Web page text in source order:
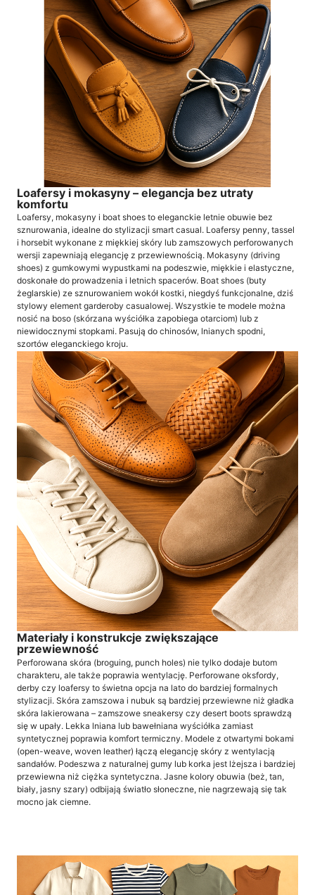
Loafersy i mokasyny – elegancja bez utraty
komfortu
Loafersy, mokasyny i boat shoes to eleganckie letnie obuwie bez
sznurowania, idealne do stylizacji smart casual. Loafersy penny, tassel
i horsebit wykonane z miękkiej skóry lub zamszowych perforowanych
wersji zapewniają elegancję z przewiewnością. Mokasyny (driving
shoes) z gumkowymi wypustkami na podeszwie, miękkie i elastyczne,
doskonałe do prowadzenia i letnich spacerów. Boat shoes (buty
żeglarskie) ze sznurowaniem wokół kostki, niegdyś funkcjonalne, dziś
stylowy element garderoby casualowej. Wszystkie te modele można
nosić na boso (skórzana wyściółka zapobiega otarciom) lub z
niewidocznymi stopkami. Pasują do chinosów, lnianych spodni,
szortów eleganckiego kroju.
Materiały i konstrukcje zwiększające
przewiewność
Perforowana skóra (broguing, punch holes) nie tylko dodaje butom
charakteru, ale także poprawia wentylację. Perforowane oksfordy,
derby czy loafersy to świetna opcja na lato do bardziej formalnych
stylizacji. Skóra zamszowa i nubuk są bardziej przewiewne niż gładka
skóra lakierowana – zamszowe sneakersy czy desert boots sprawdzą
się w upały. Lekka lniana lub bawełniana wyściółka zamiast
syntetycznej poprawia komfort termiczny. Modele z otwartymi bokami
(open-weave, woven leather) łączą elegancję skóry z wentylacją
sandałów. Podeszwa z naturalnej gumy lub korka jest lżejsza i bardziej
przewiewna niż ciężka syntetyczna. Jasne kolory obuwia (beż, tan,
biały, jasny szary) odbijają światło słoneczne, nie nagrzewają się tak
mocno jak ciemne.